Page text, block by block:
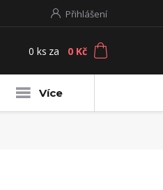
Přihlášení
0 ks za 0 Kč
Více